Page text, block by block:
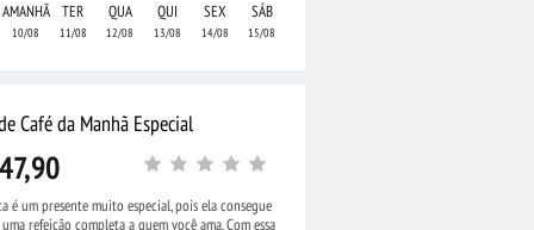
AMANHÃ
10/08
TER
11/08
QUA
12/08
QUI
13/08
SEX
14/08
SÁB
15/08
Café da Manhã Especial
é um presente muito especial, pois ela consegue
refeição completa a quem você ama. Com essa